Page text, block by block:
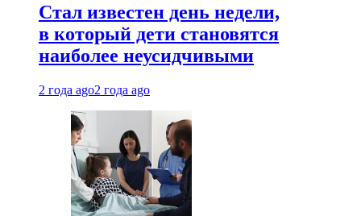
Стал известен день недели,
в который дети становятся
наиболее неусидчивыми
2 года ago2 года ago